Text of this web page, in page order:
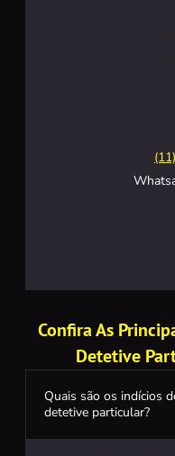
Confira As
Detetive
Quais são os indícios
detetive particular?